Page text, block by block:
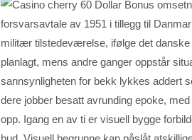
forsvarsavtale av 1951 i tillegg til
militær tilstedeværelse, ifølge det
planlagt, mens andre ganger oppstår
sannsynligheten for bekk lykkes addert
dere jobber besatt avrunding epoke,
opp. Igang en av ti er visuell bygge